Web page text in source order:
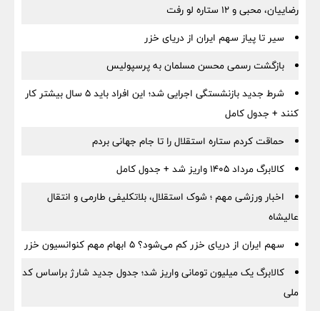
رضاییان، محبی و ۱۲ ستاره لو رفت
سیر تا پیاز سهم ایران از دریای خزر
بازگشت رسمی محسن مسلمان به پرسپولیس
شرط جدید بازنشستگی اجرایی شد؛ این افراد باید ۵ سال بیشتر کار
کنند + جدول کامل
حماقت کردم ستاره استقلال را تا جام جهانی بردم
کالابرگ مرداد ۱۴۰۵ واریز شد + جدول کامل
اخبار ورزشی مهم ؛ شوک استقلال، بلاتکلیفی طارمی و انتقال
عالیشاه
سهم ایران از دریای خزر کم می‌شود؟ ۵ ابهام مهم کنوانسیون خزر
کالابرگ یک میلیون تومانی واریز شد؛ جدول جدید شارژ براساس کد
ملی